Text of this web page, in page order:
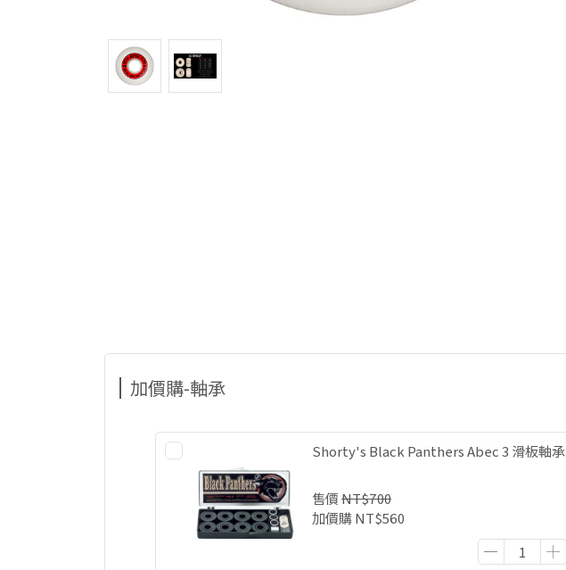
加價購-軸承
Shorty's Black Panthers Abec 3 滑板軸承
售價NT$700
加價購NT$560